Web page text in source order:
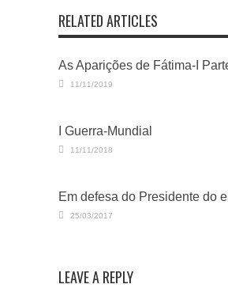
RELATED ARTICLES
As Aparições de Fátima-I
11/11/2019
I Guerra-Mundial
11/11/2018
Em defesa do Presidente do
25/03/2017
LEAVE A REPLY